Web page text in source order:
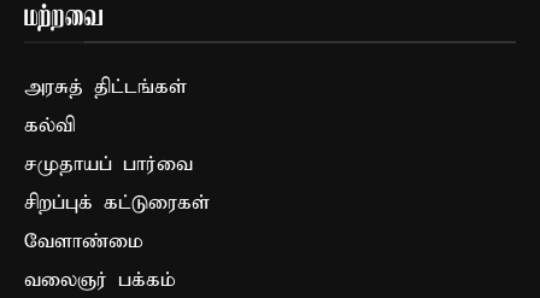
மற்றவை
அரசுத் திட்டங்கள்
கல்வி
சமுதாயப் பார்வை
சிறப்புக் கட்டுரைகள்
வேளாண்மை
வலைஞர் பக்கம்